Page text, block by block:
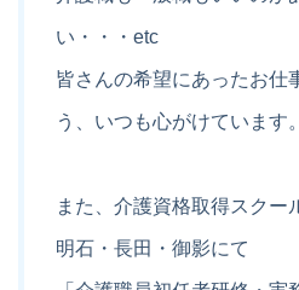
い・・・etc
皆さんの希望にあったお仕
う、いつも心がけています。
また、介護資格取得スクー
明石・長田・御影にて